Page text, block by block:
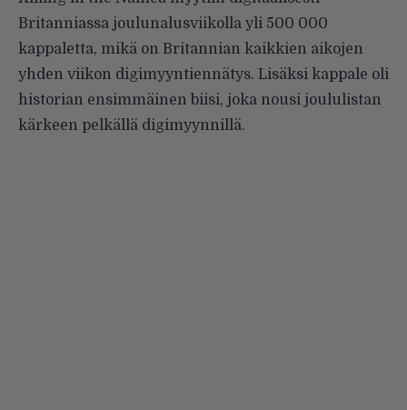
Britanniassa joulunalusviikolla yli 500 000
kappaletta, mikä on Britannian kaikkien aikojen
yhden viikon digimyyntiennätys. Lisäksi kappale oli
historian ensimmäinen biisi, joka nousi joululistan
kärkeen pelkällä digimyynnillä.